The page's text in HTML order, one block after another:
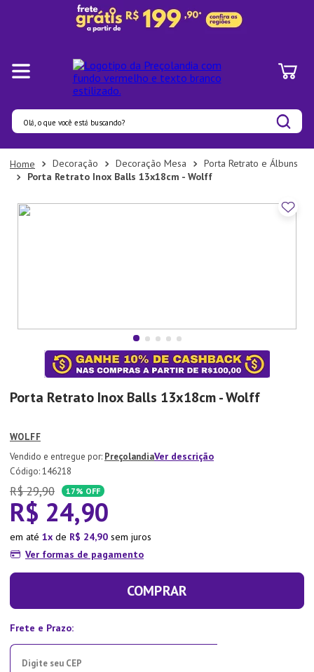
Olá, o que você está buscando?
Decoração Decoração Mesa
Porta Retrato e Álbuns
Porta Retrato Inox Balls 13x18cm - Wolff
Porta Retrato Inox Balls 13x18cm - Wolff
WOLFF
PreçolandiaVer descrição
:146218
R$ 29,90 17% OFF
R$ 24,90
em até 1 de R$ 24,90 sem juros
Ver formas de pagamento
COMPRAR
Termos mais buscados
1º
Pratos
2º
Panelas
7º
Copo
Aparelho Jantar
Lixeira
10º Panela Pressão